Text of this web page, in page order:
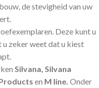
de stevigheid van uw
Deze kunt u
zeker weet dat u kiest
Silvana, Silvana
en M line. Onder